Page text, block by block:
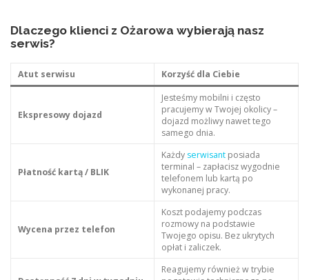
Dlaczego klienci z Ożarowa wybierają nasz
serwis?
Atut serwisu Korzyść dla Ciebie
Ekspresowy dojazd
Jesteśmy mobilni i często
pracujemy w Twojej okolicy –
dojazd możliwy nawet tego
samego dnia.
Płatność kartą / BLIK
Każdy serwisantposiada
terminal – zapłacisz wygodnie
telefonem lub kartą po
wykonanej pracy.
Wycena przez telefon
Koszt podajemy podczas
rozmowy na podstawie
Twojego opisu. Bez ukrytych
opłat i zaliczek.
Reagujemy również w trybie